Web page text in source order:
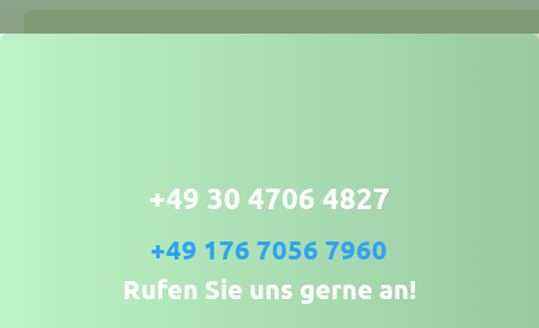
+49 30 4706 4827
+49 176 7056 7960
Rufen Sie uns gerne an!